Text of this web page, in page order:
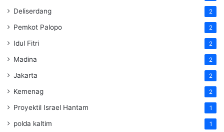
Deliserdang 2
Pemkot Palopo 2
Idul Fitri 2
Madina 2
Jakarta 2
Kemenag 2
Proyektil Israel Hantam 1
polda kaltim 1